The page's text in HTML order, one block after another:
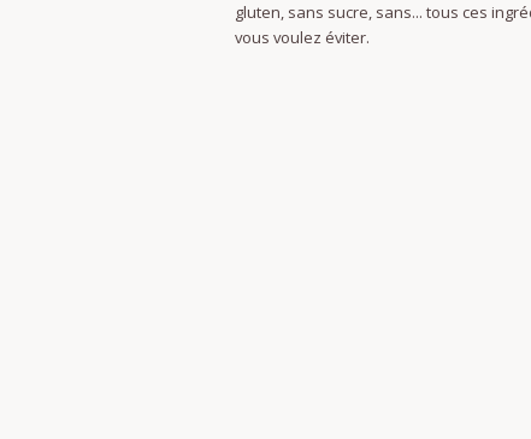
gluten, sans sucre, sans... tous ces
vous voulez éviter.